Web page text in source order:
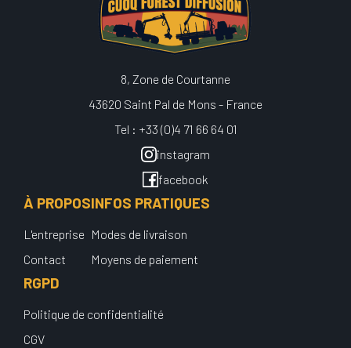
8, Zone de Courtanne
43620 Saint Pal de Mons - France
Tel : +33 (0)4 71 66 64 01
instagram
facebook
À PROPOS
L'entreprise
Contact
INFOS PRATIQUES
Modes de livraison
Moyens de paiement
RGPD
Politique de confidentialité
CGV